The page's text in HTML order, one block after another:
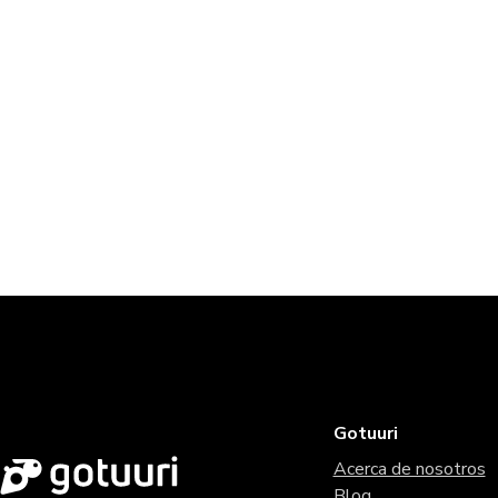
Gotuuri
Acerca de nosotros